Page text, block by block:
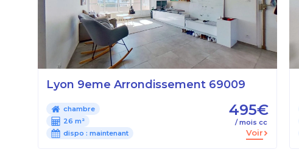
Lyon 9eme Arrondissement 69009
chambre
26 m²
dispo :maintenant
495€
/ mois cc
Voir